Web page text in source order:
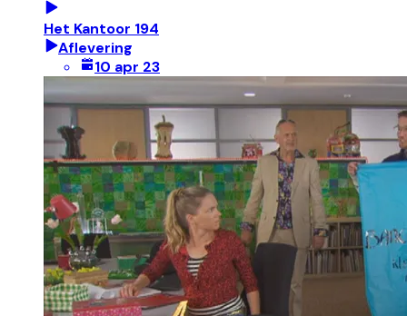
Het Kantoor 194
Aflevering
10 apr 23